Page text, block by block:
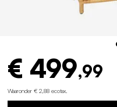
€ 499,99
Waaronder € 2,88 ecotax